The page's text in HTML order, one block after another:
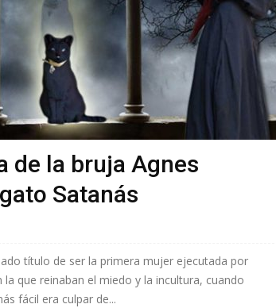
de la bruja Agnes
Satanás
título de ser la primera mujer ejecutada por
que reinaban el miedo y la incultura, cuando
fácil era culpar de...